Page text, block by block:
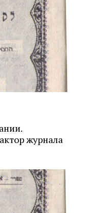
журнала